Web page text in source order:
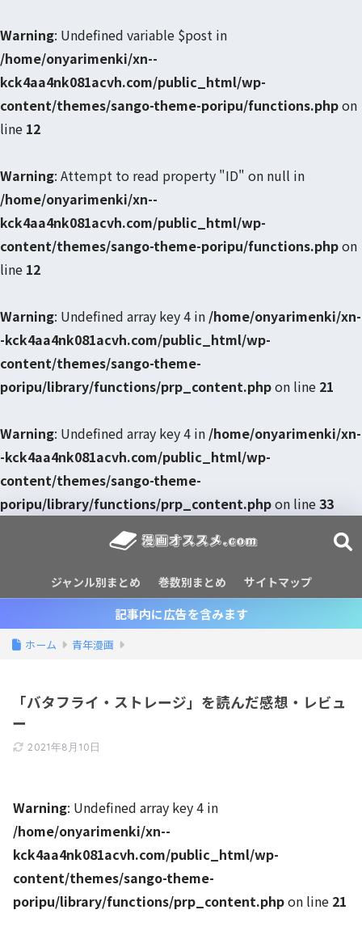
Warning: Undefined variable $post in
/home/onyarimenki/xn--
kck4aa4nk081acvh.com/public_html/wp-
content/themes/sango-theme-poripu/functions.phpon
line 12
Warning: Attempt to read property "ID" on null in
/home/onyarimenki/xn--
kck4aa4nk081acvh.com/public_html/wp-
content/themes/sango-theme-poripu/functions.phpon
line 12
Warning: Undefined array key 4 in /home/onyarimenki/xn-
-kck4aa4nk081acvh.com/public_html/wp-
content/themes/sango-theme-
poripu/library/functions/prp_content.phpon line 21
Warning: Undefined array key 4 in /home/onyarimenki/xn-
-kck4aa4nk081acvh.com/public_html/wp-
content/themes/sango-theme-
poripu/library/functions/prp_content.phpon line33
ジャンル別まとめ 巻数別まとめ サイトマップ
記事内に広告を含みます
ホーム 青年漫画
「バタフライ・ストレージ」を読んだ感想・レビュ
ー
2021年8月10日
Warning: Undefined array key 4 in
/home/onyarimenki/xn--
kck4aa4nk081acvh.com/public_html/wp-
content/themes/sango-theme-
poripu/library/functions/prp_content.phpon line 21